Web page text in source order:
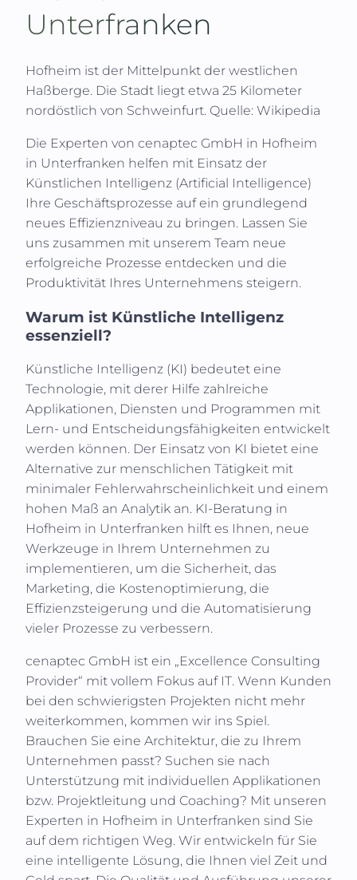
Unterfranken
Hofheim ist der Mittelpunkt der westlichen
Haßberge. Die Stadt liegt etwa 25 Kilometer
nordöstlich von Schweinfurt. Quelle: Wikipedia
Die Experten von cenaptec GmbH in Hofheim
in Unterfranken helfen mit Einsatz der
Künstlichen Intelligenz (Artificial Intelligence)
Ihre Geschäftsprozesse auf ein grundlegend
neues Effizienzniveau zu bringen. Lassen Sie
uns zusammen mit unserem Team neue
erfolgreiche Prozesse entdecken und die
Produktivität Ihres Unternehmens steigern.
Warum ist Künstliche Intelligenz
essenziell?
Künstliche Intelligenz (KI) bedeutet eine
Technologie, mit derer Hilfe zahlreiche
Applikationen, Diensten und Programmen mit
Lern- und Entscheidungsfähigkeiten entwickelt
werden können. Der Einsatz von KI bietet eine
Alternative zur menschlichen Tätigkeit mit
minimaler Fehlerwahrscheinlichkeit und einem
hohen Maß an Analytik an. KI-Beratung in
Hofheim in Unterfranken hilft es Ihnen, neue
Werkzeuge in Ihrem Unternehmen zu
implementieren, um die Sicherheit, das
Marketing, die Kostenoptimierung, die
Effizienzsteigerung und die Automatisierung
vieler Prozesse zu verbessern.
cenaptec GmbH ist ein „Excellence Consulting
Provider“ mit vollem Fokus auf IT. Wenn Kunden
bei den schwierigsten Projekten nicht mehr
weiterkommen, kommen wir ins Spiel.
Brauchen Sie eine Architektur, die zu Ihrem
Unternehmen passt? Suchen sie nach
Unterstützung mit individuellen Applikationen
bzw. Projektleitung und Coaching? Mit unseren
Experten in Hofheim in Unterfranken sind Sie
auf dem richtigen Weg. Wir entwickeln für Sie
eine intelligente Lösung, die Ihnen viel Zeit und